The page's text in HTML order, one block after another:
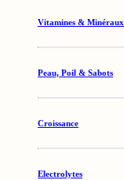
Vitamines & Minéraux
Peau, Poil & Sabots
Croissance
Electrolytes